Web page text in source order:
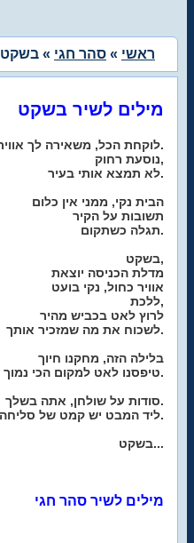
ראשי » סהר חגי » בשקט
מילים לשיר בשקט
לוקחת הכל, משאירה לך אוויר.
נוסעת רחוק,
לא תמצא אותי בעיר.
הבית נקי, ממני אין כלום
תשובות על הקיר
תגלה כשתקום.
בשקט,
מדלת הכניסה יוצאת
אוויר כחול, נקי בועט
ללכת,
לרוץ לאט בכביש מהיר
לשכוח את מה שמזכיר אותך.
בלילה הזה, מחקנו חיוך
טיפסנו לאט למקום הכי נמוך.
סודות על שולחן, אתה בשלך.
ליד המבט יש קמט של סליחה.
בשקט...
מילים לשיר סהר חגי